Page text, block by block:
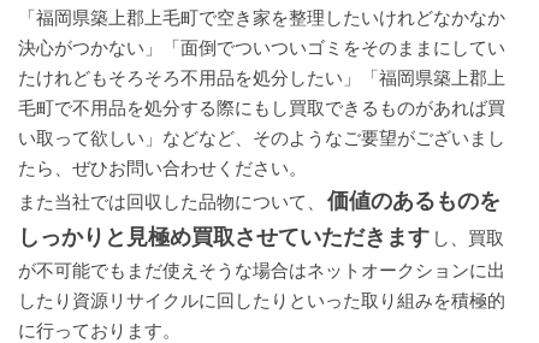
「福岡県築上郡上毛町で空き家を整理したいけれどなかなか
決心がつかない」「面倒でついついゴミをそのままにしてい
たけれどもそろそろ不用品を処分したい」「福岡県築上郡上
毛町で不用品を処分する際にもし買取できるものがあれば買
い取って欲しい」などなど、そのようなご要望がございまし
たら、ぜひお問い合わせください。
また当社では回収した品物について、
価値のあるものを
しっかりと見極め買取させていただきます し、買取
が不可能でもまだ使えそうな場合はネットオークションに出
したり資源リサイクルに回したりといった取り組みを積極的
に行っております。